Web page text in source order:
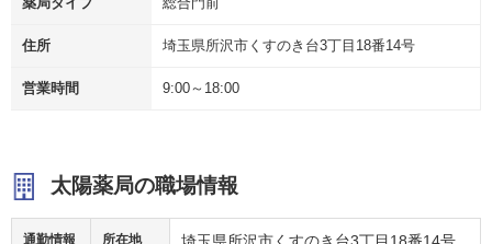
薬局タイプ 総合門前
住所 埼玉県所沢市くすのき台3丁目18番14号
営業時間 9:00～18:00
太陽薬局の職場情報
通勤情報 所在地